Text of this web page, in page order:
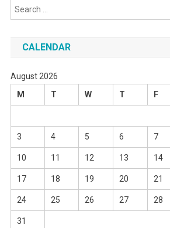
CALENDAR
August 2026
M
T W T F
3 4 5 6 7
10 11 12 13 14
17 18 19 20 21
24 25 26 27 28
31